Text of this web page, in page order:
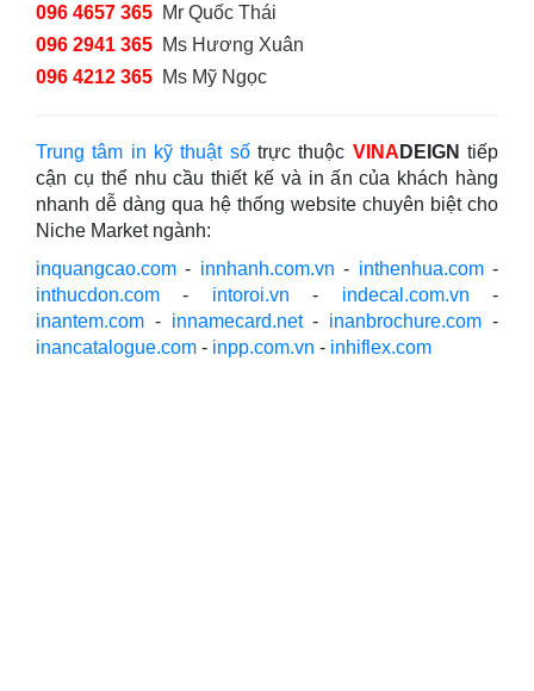
096 4657 365 Mr Quốc Thái
096 2941 365 Ms Hương Xuân
096 4212 365 Ms Mỹ Ngọc
Trung tâm in kỹ thuật sốtrực thuộc VINA DEIGN tiếp
cận cụ thể nhu cầu thiết kế và in ấn của khách hàng
nhanh dễ dàng qua hệ thống website chuyên biệt cho
Niche Market ngành:
inquangcao.com - innhanh.com.vn - inthenhua.com-
inthucdon.com - intoroi.vn - indecal.com.vn -
inantem.com - innamecard.net- inanbrochure.com -
inancatalogue.com - inpp.com.vn - inhiflex.com